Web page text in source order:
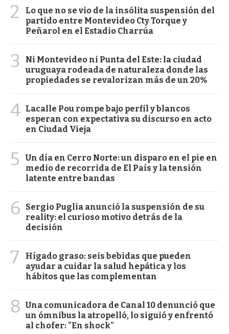
2
Lo que no se vio de la insólita suspensión del
partido entre Montevideo Cty Torque y
Peñarol en el Estadio Charrúa
3
Ni Montevideo ni Punta del Este: la ciudad
uruguaya rodeada de naturaleza donde las
propiedades se revalorizan más de un 20%
4 Lacalle Pou rompe bajo perfil y blancos
esperan con expectativa su discurso en acto
en Ciudad Vieja
5
Un día en Cerro Norte: un disparo en el pie en
medio de recorrida de El País y la tensión
latente entre bandas
6
Sergio Puglia anunció la suspensión de su
reality: el curioso motivo detrás de la
decisión
7
Hígado graso: seis bebidas que pueden
ayudar a cuidar la salud hepática y los
hábitos que las complementan
8 Una comunicadora de Canal 10 denunció que
un ómnibus la atropelló, lo siguió y enfrentó
al chofer: "En shock"